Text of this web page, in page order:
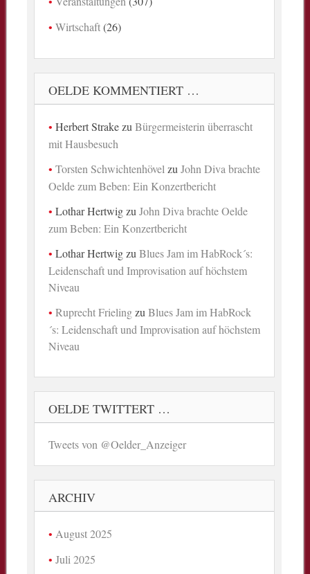
Wirtschaft(26)
OELDE KOMMENTIERT …
Herbert StrakezuBürgermeisterin überrascht
mit Hausbesuch
Torsten Schwichtenhövel zuJohn Diva brachte
Oelde zum Beben: Ein Konzertbericht
Lothar HertwigzuJohn Diva brachte Oelde
zum Beben: Ein Konzertbericht
Lothar HertwigzuBlues Jam im HabRock´s:
Leidenschaft und Improvisation auf höchstem
Niveau
Ruprecht FrielingzuBlues Jam im HabRock
´s: Leidenschaft und Improvisation auf höchstem
Niveau
OELDE TWITTERT …
Tweets von @Oelder_Anzeiger
ARCHIV
August 2025
Juli 2025